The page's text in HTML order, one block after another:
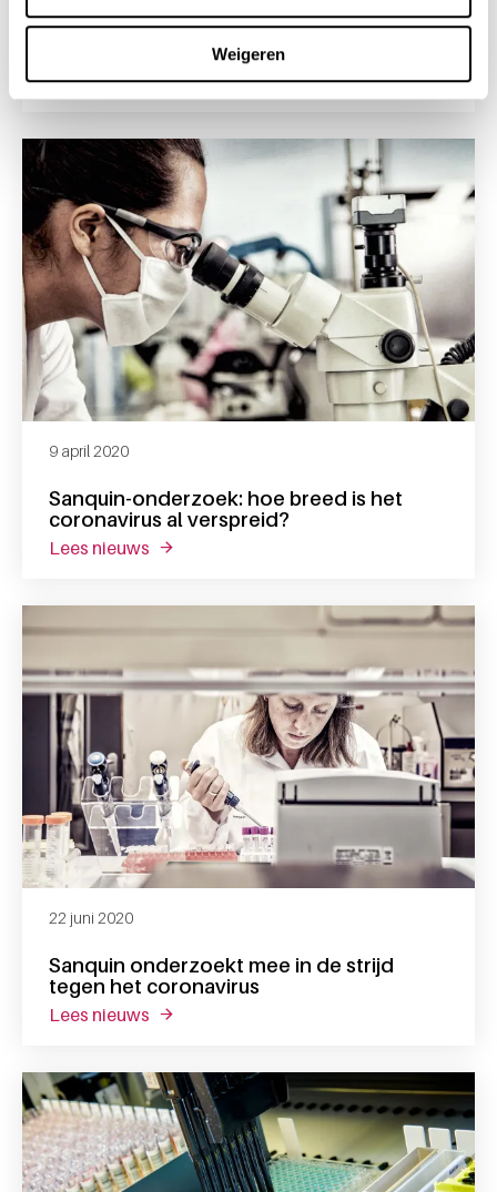
Weigeren
Sanquin breidt testen op
coronavirus fors uit
lees nieuwsover sanquin breidt testen op coronavirus
Sanquin-onderzoek: hoe breed is het
coronavirus al verspreid?
9 april 2020
lees nieuws over sanquin-onderzoek: hoe breed is het
Sanquin onderzoekt mee in de strijd
tegen het coronavirus
22 juni 2020
lees nieuws over sanquin onderzoekt mee in de strijd